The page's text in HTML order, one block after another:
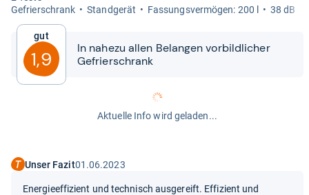
Gefrier­schrank
Stand­ge­rät Fas­sungs­ver­mö­gen: 200 l 38 dB
Gut
1,9
In nahezu allen Belan­gen vor­bild­li­cher
Gefrier­schrank
Aktuelle Info wird geladen...
Unser Fazit01.06.2023
Energieeffizient und technisch ausgereift. Effizient und